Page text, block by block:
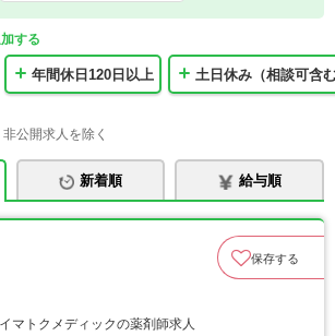
する
年間休日120日以上 土日休み（相談可含
公開求人を除く
新着順 給与順
保存する
マトクメディックの薬剤師求人